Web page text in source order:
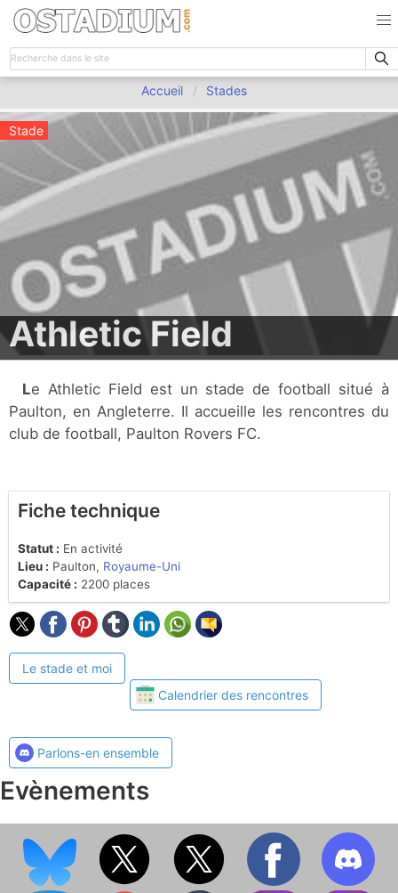
Accueil Stades
Stade
Athletic Field
Le Athletic Field est un stade de football situé à
Paulton, en Angleterre. Il accueille les rencontres du
club de football, Paulton Rovers FC.
Fiche technique
Statut : En activité
Lieu : Paulton, Royaume-Uni
Capacité : 2200 places
Le stade et moi
Calendrier des rencontres
Parlons-en ensemble
Evènements